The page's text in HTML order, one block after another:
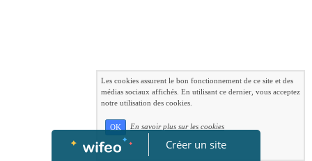
Créer un site
Les cookies assurent le bon fonctionnement de ce site et des
médias sociaux affichés. En utilisant ce dernier, vous acceptez
notre utilisation des cookies.
OK En savoir plus sur les cookies